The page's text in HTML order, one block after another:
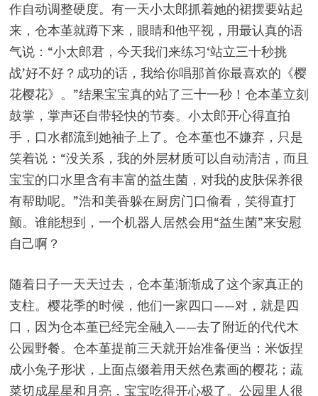
作自动调整硬度。有一天小太郎抓着她的裙摆要站起
来，仓本堇就蹲下来，眼睛和他平视，用最认真的语
气说：“小太郎君，今天我们来练习‘站立三十秒挑
战’好不好？成功的话，我给你唱那首你最喜欢的《樱
花樱花》。”结果宝宝真的站了三十一秒！仓本堇立刻
鼓掌，掌声还自带轻快的节奏。小太郎开心得直拍
手，口水都流到她袖子上了。仓本堇也不嫌弃，只是
笑着说：“没关系，我的外层材质可以自动清洁，而且
宝宝的口水里含有丰富的益生菌，对我的皮肤保养很
有帮助呢。”浩和美香躲在厨房门口偷看，笑得直打
颤。谁能想到，一个机器人居然会用“益生菌”来安慰
自己啊？
随着日子一天天过去，仓本堇渐渐成了这个家真正的
支柱。樱花季的时候，他们一家四口——对，就是四
口，因为仓本堇已经完全融入——去了附近的代代木
公园野餐。仓本堇提前三天就开始准备便当：米饭捏
成小兔子形状，上面点缀着用天然色素画的樱花；蔬
菜切成星星和月亮，宝宝吃得开心极了。公园里人很